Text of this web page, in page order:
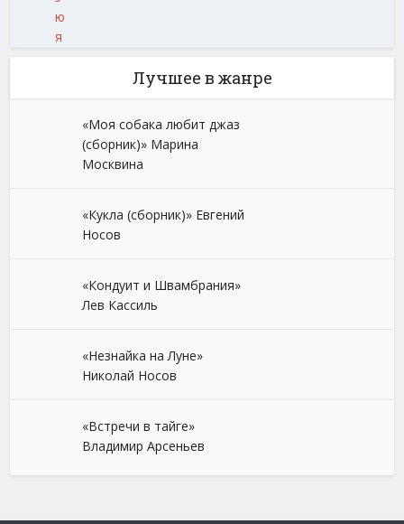
ю
я
Лучшее в жанре
«Моя собака любит джаз
(сборник)» Марина
Москвина
«Кукла (сборник)» Евгений
Носов
«Кондуит и Швамбрания»
Лев Кассиль
«Незнайка на Луне»
Николай Носов
«Встречи в тайге»
Владимир Арсеньев